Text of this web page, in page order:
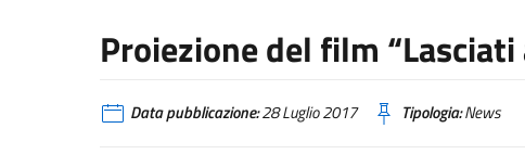
Proiezione del film “Lasciati
Data pubblicazione:28 Luglio 2017 Tipologia:News